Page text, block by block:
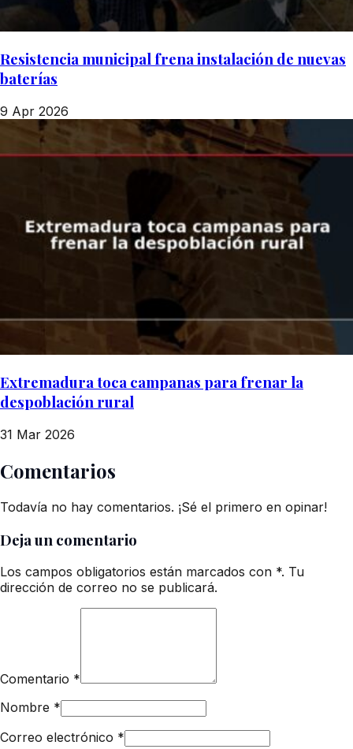
Resistencia municipal frena instalación de nuevas
baterías
9 Apr 2026
Extremadura toca campanas para frenar la
despoblación rural
31 Mar 2026
Comentarios
Todavía no hay comentarios. ¡Sé el primero en opinar!
Deja un comentario
Los campos obligatorios están marcados con *. Tu
dirección de correo no se publicará.
Comentario *
Nombre *
Correo electrónico *